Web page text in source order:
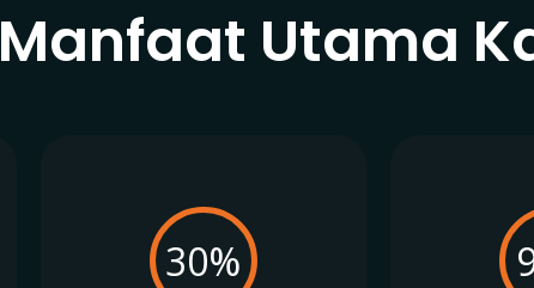
Manfaat Utama
30%